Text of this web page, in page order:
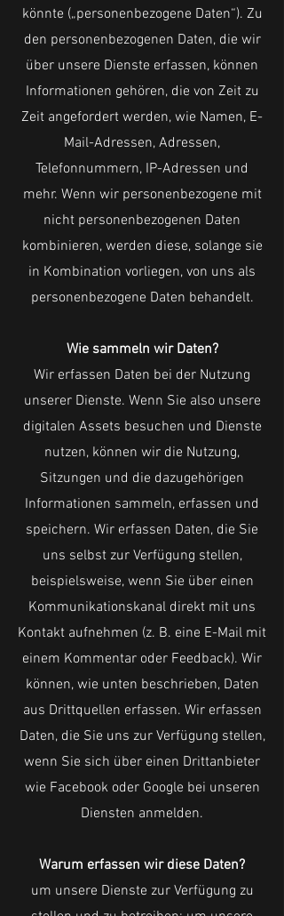
könnte („personenbezogene Daten“). Zu
den personenbezogenen Daten, die wir
über unsere Dienste erfassen, können
Informationen gehören, die von Zeit zu
Zeit angefordert werden, wie Namen, E-
Mail-Adressen, Adressen,
Telefonnummern, IP-Adressen und
mehr. Wenn wir personenbezogene mit
nicht personenbezogenen Daten
kombinieren, werden diese, solange sie
in Kombination vorliegen, von uns als
personenbezogene Daten behandelt.
Wie sammeln wir Daten?
Wir erfassen Daten bei der Nutzung
unserer Dienste. Wenn Sie also unsere
digitalen Assets besuchen und Dienste
nutzen, können wir die Nutzung,
Sitzungen und die dazugehörigen
Informationen sammeln, erfassen und
speichern. Wir erfassen Daten, die Sie
uns selbst zur Verfügung stellen,
beispielsweise, wenn Sie über einen
Kommunikationskanal direkt mit uns
Kontakt aufnehmen (z. B. eine E-Mail mit
einem Kommentar oder Feedback). Wir
können, wie unten beschrieben, Daten
aus Drittquellen erfassen. Wir erfassen
Daten, die Sie uns zur Verfügung stellen,
wenn Sie sich über einen Drittanbieter
wie Facebook oder Google bei unseren
Diensten anmelden.
Warum erfassen wir diese Daten?
um unsere Dienste zur Verfügung zu